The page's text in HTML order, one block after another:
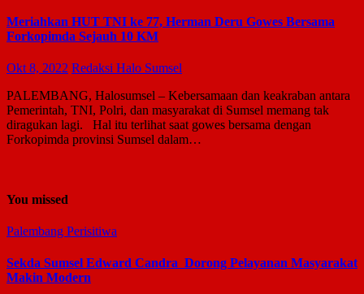
Meriahkan HUT TNI ke 77, Herman Deru Gowes Bersama
Forkopimda Sejauh 10 KM
Okt 8, 2022 Redaksi Halo Sumsel
PALEMBANG, Halosumsel – Kebersamaan dan keakraban antara
Pemerintah, TNI, Polri, dan masyarakat di Sumsel memang tak
diragukan lagi. Hal itu terlihat saat gowes bersama dengan
Forkopimda provinsi Sumsel dalam…
You missed
Palembang Perisitiwa
Sekda Sumsel Edward Candra Dorong Pelayanan Masyarakat
Makin Modern